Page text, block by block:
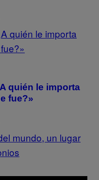
quién le importa
fue?»